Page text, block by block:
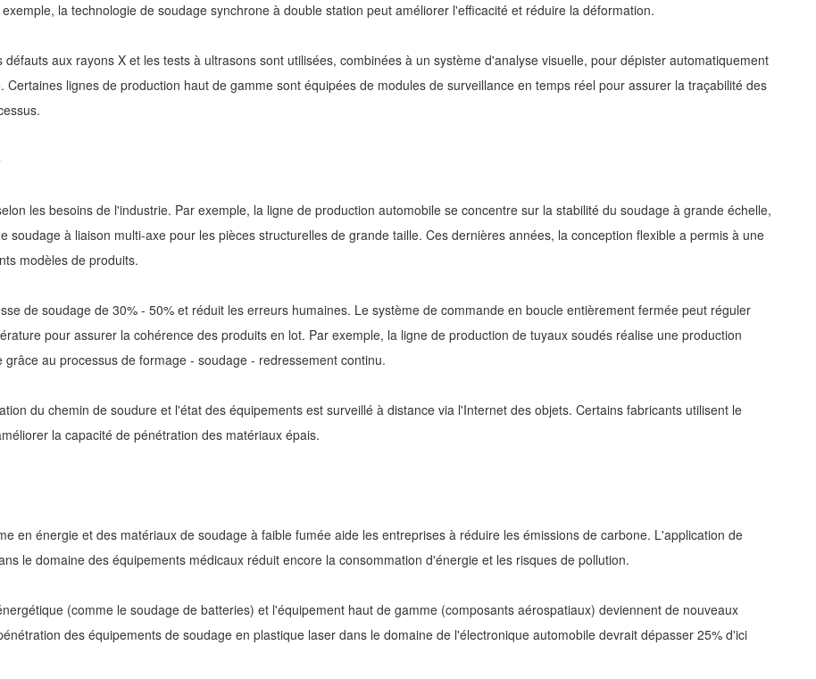
la technologie de soudage synchrone à double station peut améliorer l'efficacité et réduire la déformation.
aux rayons X et les tests à ultrasons sont utilisées, combinées à un système d'analyse visuelle, pour dépister automatiquement
lignes de production haut de gamme sont équipées de modules de surveillance en temps réel pour assurer la traçabilité des
les besoins de l'industrie. Par exemple, la ligne de production automobile se concentre sur la stabilité du soudage à grande échelle,
à liaison multi-axe pour les pièces structurelles de grande taille. Ces dernières années, la conception flexible a permis à une
modèles de produits.
de soudage de 30% - 50% et réduit les erreurs humaines. Le système de commande en boucle entièrement fermée peut réguler
pour assurer la cohérence des produits en lot. Par exemple, la ligne de production de tuyaux soudés réalise une production
au processus de formage - soudage - redressement continu.
du chemin de soudure et l'état des équipements est surveillé à distance via l'Internet des objets. Certains fabricants utilisent le
la capacité de pénétration des matériaux épais.
en énergie et des matériaux de soudage à faible fumée aide les entreprises à réduire les émissions de carbone. L'application de
le domaine des équipements médicaux réduit encore la consommation d'énergie et les risques de pollution.
(comme le soudage de batteries) et l'équipement haut de gamme (composants aérospatiaux) deviennent de nouveaux
des équipements de soudage en plastique laser dans le domaine de l'électronique automobile devrait dépasser 25% d'ici